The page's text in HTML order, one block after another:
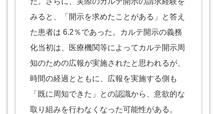
みると、「開示を求めたことがある」と答え
た患者は 6.2％であった。カルテ開示の義務
化当初は、医療機関等によってカルテ開示周
知のための広報が実施されたと思われるが、
時間の経過とともに、広報を実施する側も
「既に周知できた」との認識から、意欲的な
取り組みを行わなくなった可能性がある。